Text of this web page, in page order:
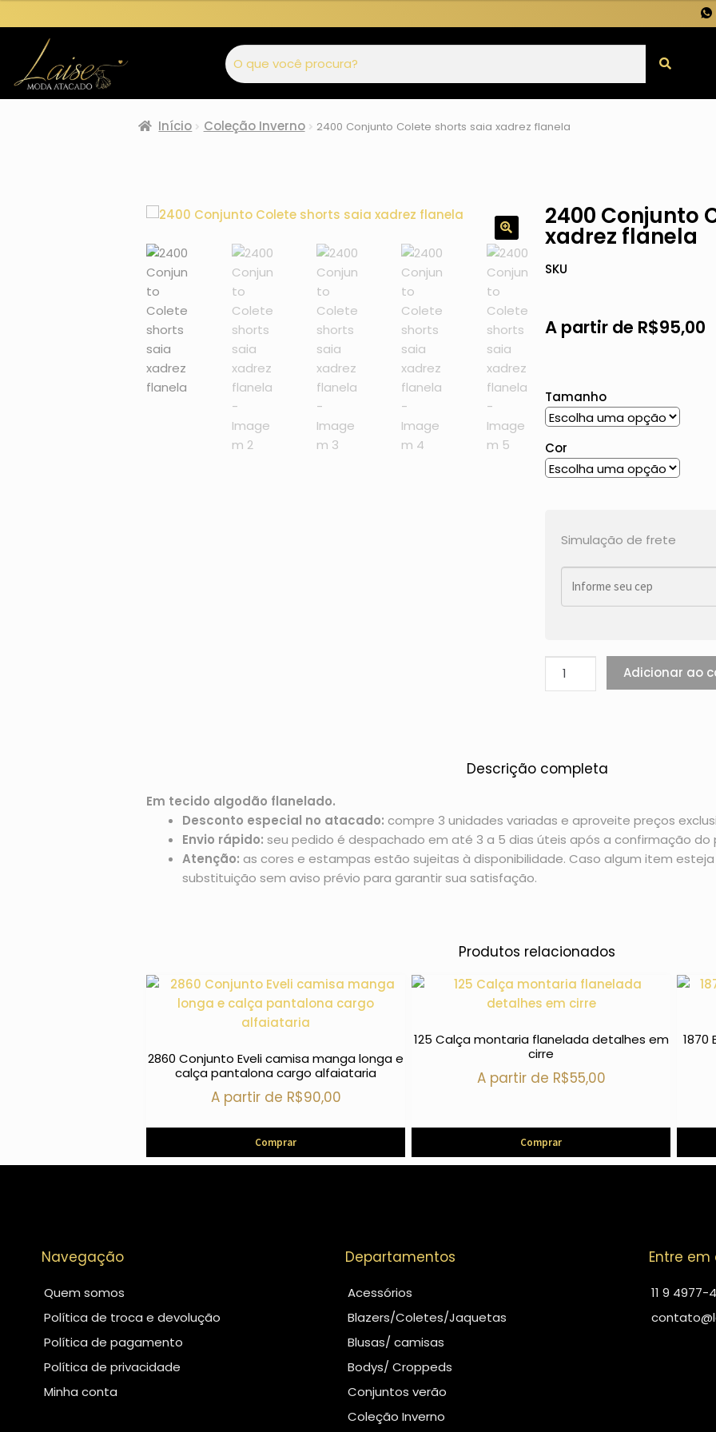
Início Coleção Inverno 2400 Conjunto Colete shorts saia xadrez flanela
2400 Conjunto
xadrez flanela
SKU
A partir de R$95,00
Tamanho
Cor
Simulação de frete
Adicionar ao
Descrição completa
Em tecido algodão flanelado.
Desconto especial no atacado: compre 3 unidades variadas e aproveite preços
Envio rápido: seu pedido é despachado em até 3 a 5 dias úteis após a confirmação do
Atenção: as cores e estampas estão sujeitas à disponibilidade. Caso algum item
substituição sem aviso prévio para garantir sua satisfação.
Produtos relacionados
2860 Conjunto Eveli camisa manga longa e
calça pantalona cargo alfaiataria
A partir de R$90,00
Comprar
125 Calça montaria flanelada detalhes em
cirre
A partir de R$55,00
Comprar
Navegação
Quem somos
Política de troca e devolução
Política de pagamento
Política de privacidade
Minha conta
Departamentos
Acessórios
Blazers/Coletes/Jaquetas
Blusas/ camisas
Bodys/ Croppeds
Conjuntos verão
Coleção Inverno
Entre
11 9 4977-